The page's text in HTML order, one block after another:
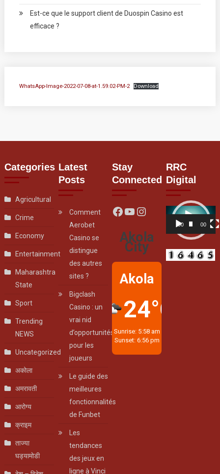
Est-ce que le support client de Duospin Casino est
efficace ?
WhatsApp-Image-2022-07-08-at-1.59.02-PM-2 Download
Categories
Agricultural
Crime
Economy
Entertainment
Maharashtra
State
Sport
Trending
NEWS
Uncategorized
अकोला
अमरावती
आरोग्य
क्राइम
ताज्या
घड्यामोडी
Latest
Posts
Comment
Aerobet
Casino se
distingue
des autres
sites ?
Bigclash
Casino : un
vrai nid
d’opportunités
pour les
joueurs
Le guide des
meilleures
fonctionnalités
de Funbet
Les
tendances
des jeux en
ligne à Vinci
Stay
Connected
Facebook
YouTube
Instagram
Akola
City
Akola
24°C
Sunrise: 5:58 am
Sunset: 6:56 pm
RRC
Digital
Video
Player00:00 00:07